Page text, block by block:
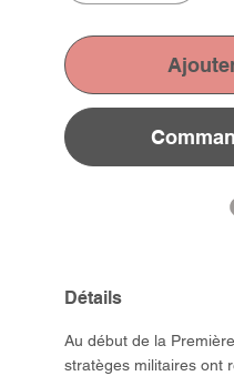
Détails
Au début de la
stratèges militaires ont